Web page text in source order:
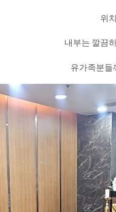
위
내부는 깔끔
유가족분들